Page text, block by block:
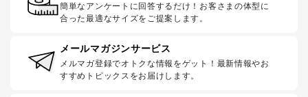
簡単なアンケートに回答するだけ！お客さまの体型に
合った最適なサイズをご提案します。
メールマガジンサービス
メルマガ登録でオトクな情報をゲット！最新情報やお
すすめトピックスをお届けします。